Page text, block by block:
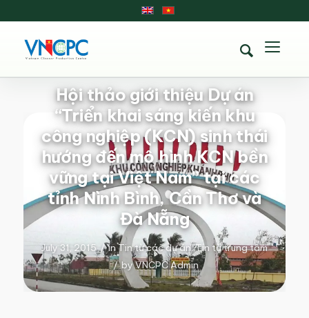
Hội thảo giới thiệu Dự án
“Triển khai sáng kiến khu
công nghiệp (KCN) sinh thái
hướng đến mô hình KCN bền
vững tại Việt Nam” tại các
tỉnh Nình Bình, Cần Thơ và
Đà Nẵng
July 31, 2015 / inTin từ các dự án,Tin từ trung tâm
/ byVNCPC Admin